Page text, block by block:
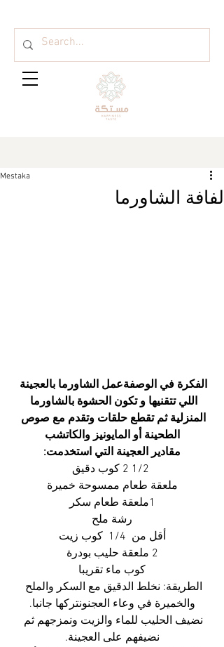
لفافة الشاورما
Mestaka
الفكرة في الوصفةعمل الشاورما بالعجينة
اللي تتقنيها و تكون الحشوة بالشاورما
المنزلية ثم تقطع حلقات وتقدم مع صوص
الطحينة أو المايونيز والكاتشب
مقادير العجينة التي استخدمت:
ملعقة طعام ممسوحة خميرة
1ملعقة طعام سكر
رشة ملح
أقل من  1/4  كوب زيت
2 ملعقة حليب بودرة
كوب ماء تقريبا
الطريقة: نخلط الدقيق مع السكر والملح
والخميرة في وعاء العجنونتركها جانبا.
نضيف الحليب للماء والزيت ونمزجهم ثم
نضيفهم على العجينة.